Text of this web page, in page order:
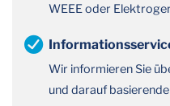
WEEE oder
Wir informieren Sie
und darauf